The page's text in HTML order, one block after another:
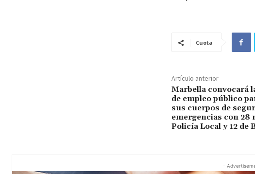
Cuota
Artículo anterior
Marbella convocará
de empleo público
sus cuerpos de
emergencias con 28
Policía Local y 12 de
-